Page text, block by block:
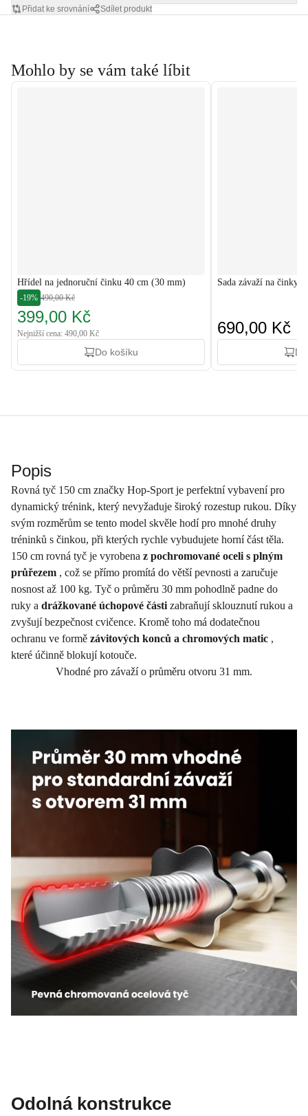
Přidat ke srovnání Sdílet produkt
Mohlo by se vám také líbit
Hřídel na jednoruční činku 40 cm (30 mm)
-19% 490,00 Kč
399,00 Kč
Nejnižší cena: 490,00 Kč
Do košíku
Sada závaží na činky
690,00 Kč
Popis
Rovná tyč 150 cm značky Hop-Sport je perfektní vybavení pro
dynamický trénink, který nevyžaduje široký rozestup rukou. Díky
svým rozměrům se tento model skvěle hodí pro mnohé druhy
tréninků s činkou, při kterých rychle vybudujete horní část těla.
150 cm rovná tyč je vyrobena z pochromované oceli s plným
průřezem , což se přímo promítá do větší pevnosti a zaručuje
nosnost až 100 kg. Tyč o průměru 30 mm pohodlně padne do
ruky a drážkované úchopové části zabraňují sklouznutí rukou a
zvyšují bezpečnost cvičence. Kromě toho má dodatečnou
ochranu ve formě závitových konců a chromových matic ,
které účinně blokují kotouče.
Vhodné pro závaží o průměru otvoru 31 mm.
Odolná konstrukce